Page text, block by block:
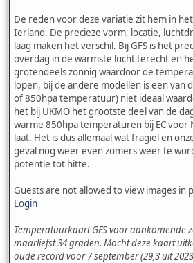
De reden voor deze variatie zit hem in
Ierland. De precieze vorm, locatie,
laag maken het verschil. Bij GFS is het
overdag in de warmste lucht terecht en
grotendeels zonnig waardoor de
lopen, bij de andere modellen is een van
of 850hpa temperatuur) niet ideaal
het bij UKMO het grootste deel van de
warme 850hpa temperaturen bij EC voor
laat. Het is dus allemaal wat fragiel en
geval nog weer even zomers weer te
potentie tot hitte.
Guests are not allowed to view images in
Login
Temperatuurkaart GFS voor aankomende
maarliefst 34 graden. Mocht deze kaart
oude record voor 7 september (29,3 uit